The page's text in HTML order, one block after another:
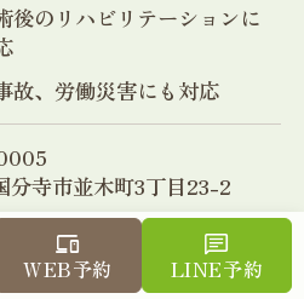
後のリハビリテーションに
故、労働災害にも対応
分寺市並木町3丁目23-2
0150
WEB予約 LINE予約